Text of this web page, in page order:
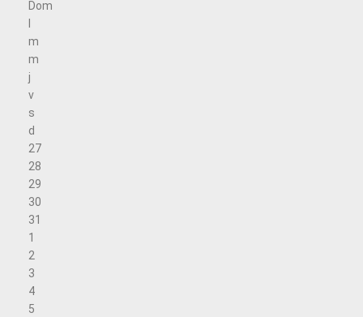
Dom
m
m
j
v
s
d
27
28
29
30
31
1
2
3
4
5